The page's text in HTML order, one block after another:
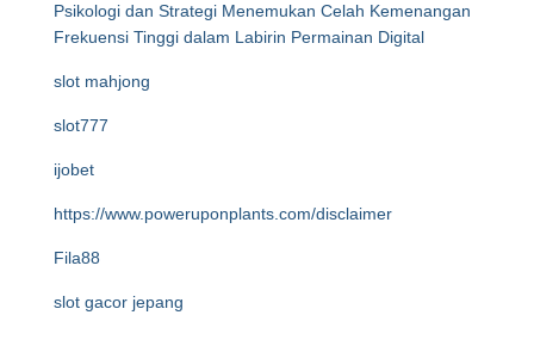
Psikologi dan Strategi Menemukan Celah Kemenangan
Frekuensi Tinggi dalam Labirin Permainan Digital
slot mahjong
slot777
ijobet
https://www.poweruponplants.com/disclaimer
Fila88
slot gacor jepang